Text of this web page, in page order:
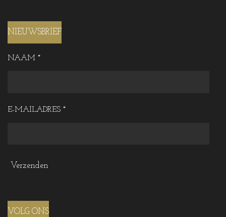
NIEUWSBRIEF
NAAM *
E-MAILADRES *
Verzenden
VOLG ONS